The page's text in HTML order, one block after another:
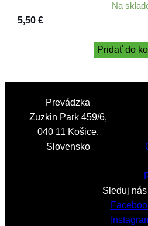
Na
5,50 €
Pridať do
Prevádzka
Zuzkin Park 459/6,
040 11 Košice,
Slovensko
Sleduj nás